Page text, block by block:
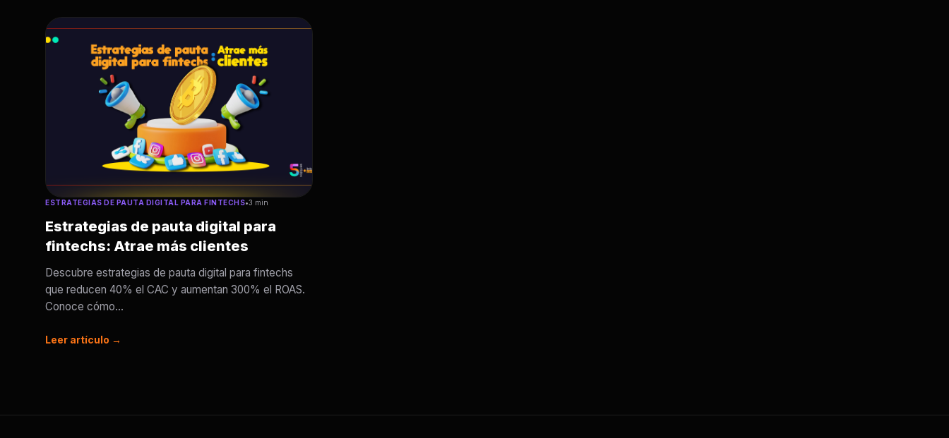
ESTRATEGIAS DE PAUTA DIGITAL PARA FINTECHS•3 min
Estrategias de pauta digital para
fintechs: Atrae más clientes
Descubre estrategias de pauta digital para fintechs
que reducen 40% el CAC y aumentan 300% el ROAS.
Conoce cómo...
Leer artículo →